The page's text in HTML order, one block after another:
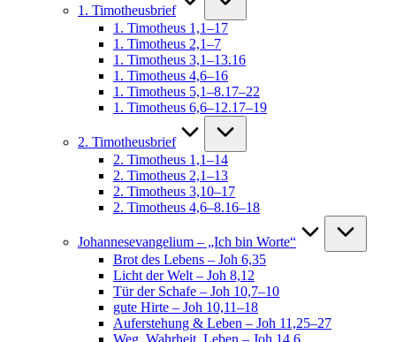
1. Timotheusbrief
1. Timotheus 1,1–17
1. Timotheus 2,1–7
1. Timotheus 3,1–13.16
1. Timotheus 4,6–16
1. Timotheus 5,1–8.17–22
1. Timotheus 6,6–12.17–19
2. Timotheusbrief
2. Timotheus 1,1–14
2. Timotheus 2,1–13
2. Timotheus 3,10–17
2. Timotheus 4,6–8.16–18
Johannesevangelium – „Ich bin Worte“
Brot des Lebens – Joh 6,35
Licht der Welt – Joh 8,12
Tür der Schafe – Joh 10,7–10
gute Hirte – Joh 10,11–18
Auferstehung & Leben – Joh 11,25–27
Weg, Wahrheit, Leben – Joh 14,6